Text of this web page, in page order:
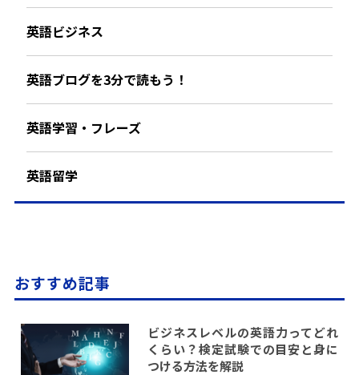
英語ビジネス
英語ブログを3分で読もう！
英語学習・フレーズ
英語留学
おすすめ記事
ビジネスレベルの英語力ってどれ
くらい？検定試験での目安と身に
つける方法を解説